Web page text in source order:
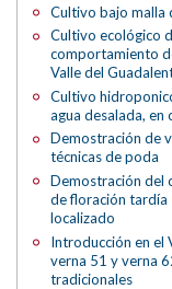
Cultivo bajo malla
Cultivo ecológico
comportamiento
Valle del
Cultivo
agua desalada,
Demostración de
técnicas de poda
Demostración del
de floración tardía
localizado
Introducción en el
verna 51 y verna
tradicionales